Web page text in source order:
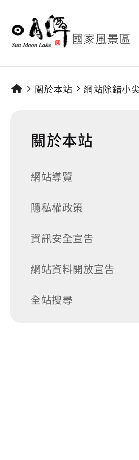
關於本站 網站除錯小
關於本站
網站導覽
隱私權政策
資訊安全宣告
網站資料開放宣告
全站搜尋